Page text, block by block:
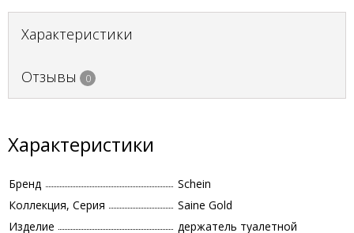
Характеристики
Отзывы 0
Характеристики
Бренд
Schein
Коллекция, Серия
Saine Gold
Изделие
держатель туалетной